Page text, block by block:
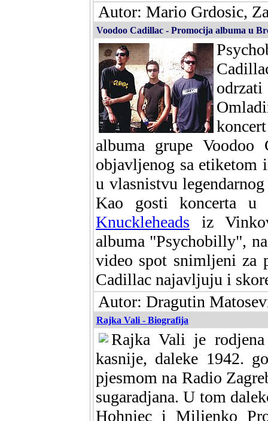
Autor: Mario Grdosic,
Voodoo Cadillac - Promocija albuma u
albuma grupe Voodoo
objavljenog sa etiketom
u vlasnistvu
Kao gosti koncerta
Knuckleheads iz
albuma "Psychobilly",
video spot snimljeni za
Cadillac najavljuju i
Autor: Dragutin
Rajka Vali - Biografija
Rajka Vali je rodjena
kasnije, daleke 1942.
pjesmom na Radio
sugaradjana. U tom
Hohnjec i Miljenko